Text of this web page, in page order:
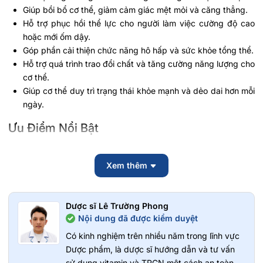
Giúp bồi bổ cơ thể, giảm cảm giác mệt mỏi và căng thẳng.
Hỗ trợ phục hồi thể lực cho người làm việc cường độ cao
hoặc mới ốm dậy.
Góp phần cải thiện chức năng hô hấp và sức khỏe tổng thể.
Hỗ trợ quá trình trao đổi chất và tăng cường năng lượng cho
cơ thể.
Giúp cơ thể duy trì trạng thái khỏe mạnh và dẻo dai hơn mỗi
ngày.
Ưu Điểm Nổi Bật
chai thủy tinh nhỏ gọn, dễ dàng mang theo khi đi làm, đi học
Dạng nước dễ uống, dễ hấp thu.
Hương vị chua ngọt thanh nhẹ, không quá gắt.
Thiết kế chai tiện lợi, sử dụng nhanh chóng.
Sản xuất tại Hàn Quốc trên dây chuyền hiện đại.
Hộp gồm 10 chai x 100ml, phù hợp sử dụng trong nhiều
Xem thêm
Dược sĩ Lê Trường Phong
Nội dung đã được kiểm duyệt
Có kinh nghiệm trên nhiều năm trong lĩnh vực
Dược phẩm, là dược sĩ hướng dẫn và tư vấn